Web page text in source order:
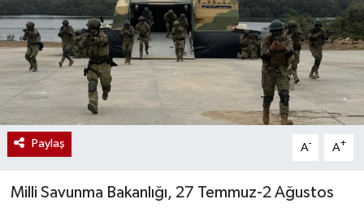
Paylaş A- A+
Milli Savunma Bakanlığı, 27 Temmuz-2 Ağustos